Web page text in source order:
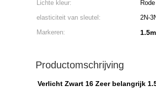
Lichte kleur:
elasticiteit van sleutel:
2N-
Markeren:
Productomschrijving
Verlicht Zwart 16 Zeer belangrijk